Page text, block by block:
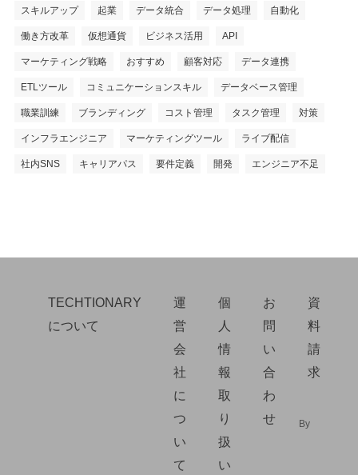
スキルアップ 起業 データ統合 データ処理 自動化
働き方改革 仮想通貨 ビジネス活用 API
マーケティング戦略 おすすめ 顧客対応 データ連携
ETLツール コミュニケーションスキル データベース管理
職業訓練 ブランディング コスト管理 タスク管理 対策
インフラエンジニア マーケティングツール ライブ配信
社内SNS キャリアパス 要件定義 開発 エンジニア不足
TECHTIONARY
について
運
営
会
社
に
つ
い
て
個
人
情
報
取
り
扱
い
お
問
い
合
わ
せ
資
料
請
求
By